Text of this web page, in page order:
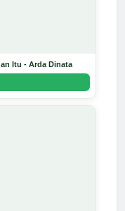
Itu - Arda Dinata